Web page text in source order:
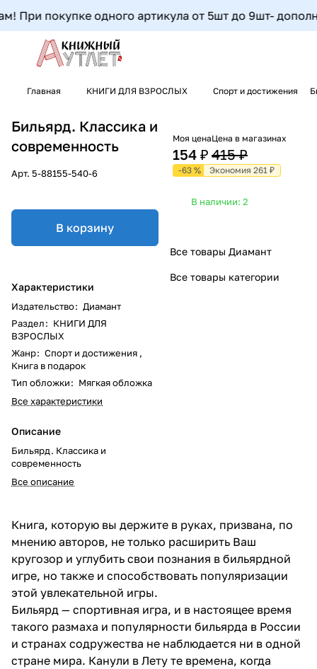
покупке одного артикула от 5шт до 9шт-
Главная КНИГИ ДЛЯ ВЗРОСЛЫХ Спорт и достижения
Бильярд. Классика и
современность
Арт. 5-88155-540-6
В корзину
Характеристики
Издательство: Диамант
Раздел: КНИГИ ДЛЯ
ВЗРОСЛЫХ
Жанр: Спорт и достижения ,
Книга в подарок
Тип обложки: Мягкая обложка
Все характеристики
Описание
Бильярд. Классика и
современность
Все описание
Моя цена
154 ₽
Цена в магазинах
415 ₽
-63 % Экономия 261 ₽
В наличии: 2
Все товары Диамант
Все товары категории
Книга, которую вы держите в руках, призвана, по
мнению авторов, не только расширить Ваш
кругозор и углубить свои познания в бильярдной
игре, но также и способствовать популяризации
этой увлекательной игры.
Бильярд — спортивная игра, и в настоящее время
такого размаха и популярности бильярда в России
и странах содружества не наблюдается ни в одной
стране мира. Канули в Лету те времена, когда